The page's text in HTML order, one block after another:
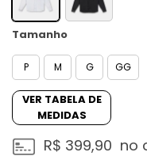
Tamanho
P M G GG
VER TABELA DE
MEDIDAS
R$ 399,90 no